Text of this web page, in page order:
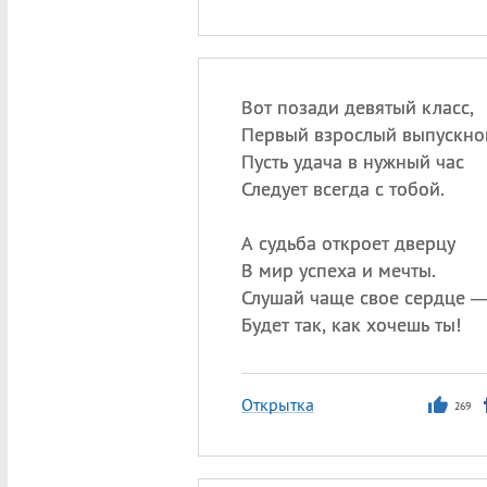
Вот позади девятый класс,
Первый взрослый
Пусть удача в нужный час
Следует всегда с тобой.
А судьба откроет дверцу
В мир успеха и мечты.
Слушай чаще свое сердце
Будет так, как хочешь ты!
Открытка 269